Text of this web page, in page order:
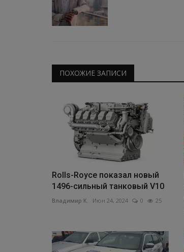
ПОХОЖИЕ ЗАПИСИ
Rolls-Royce показал новый
1496-сильный танковый V10
Владимир К. Июн 24, 2024 0 25